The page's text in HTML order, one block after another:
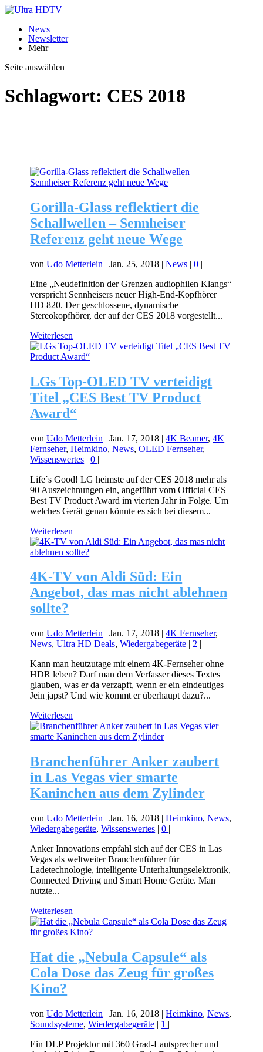
News
Newsletter
Mehr
Seite auswählen
Schlagwort: CES 2018
Gorilla-Glass reflektiert die
Schallwellen – Sennheiser
Referenz geht neue Wege
vonUdo Metterlein |Jan. 25, 2018 |News |0 |
Eine „Neudefinition der Grenzen audiophilen Klangs“
verspricht Sennheisers neuer High-End-Kopfhörer
HD 820. Der geschlossene, dynamische
Stereokopfhörer, der auf der CES 2018 vorgestellt...
Weiterlesen
LGs Top-OLED TV verteidigt
Titel „CES Best TV Product
Award“
vonUdo Metterlein |Jan. 17, 2018 |4K Beamer,4K
Fernseher,Heimkino,News,OLED Fernseher,
Wissenswertes |0 |
Life´s Good! LG heimste auf der CES 2018 mehr als
90 Auszeichnungen ein, angeführt vom Official CES
Best TV Product Award im vierten Jahr in Folge. Um
welches Gerät genau könnte es sich bei diesem...
Weiterlesen
4K-TV von Aldi Süd: Ein
Angebot, das mas nicht ablehnen
sollte?
vonUdo Metterlein |Jan. 17, 2018 |4K Fernseher,
News,Ultra HD Deals,Wiedergabegeräte | 2 |
Kann man heutzutage mit einem 4K-Fernseher ohne
HDR leben? Darf man dem Verfasser dieses Textes
glauben, was er da verzapft, wenn er ein eindeutiges
Jein japst? Und wie kommt er überhaupt dazu?...
Weiterlesen
Branchenführer Anker zaubert
in Las Vegas vier smarte
Kaninchen aus dem Zylinder
vonUdo Metterlein |Jan. 16, 2018 |Heimkino,News,
Wiedergabegeräte,Wissenswertes |0 |
Anker Innovations empfahl sich auf der CES in Las
Vegas als weltweiter Branchenführer für
Ladetechnologie, intelligente Unterhaltungselektronik,
Connected Driving und Smart Home Geräte. Man
nutzte...
Weiterlesen
Hat die „Nebula Capsule“ als
Cola Dose das Zeug für großes
Kino?
vonUdo Metterlein |Jan. 16, 2018 |Heimkino,News,
Soundsysteme,Wiedergabegeräte | 1 |
Ein DLP Projektor mit 360 Grad-Lautsprecher und